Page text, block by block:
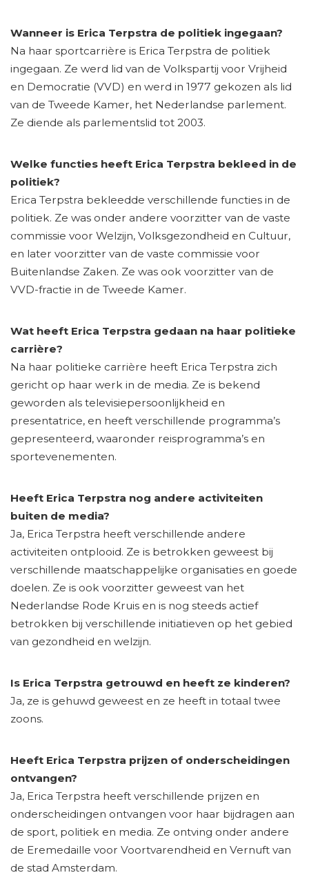
Wanneer is Erica Terpstra de politiek ingegaan?
Na haar sportcarrière is Erica Terpstra de politiek
ingegaan. Ze werd lid van de Volkspartij voor Vrijheid
en Democratie (VVD) en werd in 1977 gekozen als lid
van de Tweede Kamer, het Nederlandse parlement.
Ze diende als parlementslid tot 2003.
Welke functies heeft Erica Terpstra bekleed in de
politiek?
Erica Terpstra bekleedde verschillende functies in de
politiek. Ze was onder andere voorzitter van de vaste
commissie voor Welzijn, Volksgezondheid en Cultuur,
en later voorzitter van de vaste commissie voor
Buitenlandse Zaken. Ze was ook voorzitter van de
VVD-fractie in de Tweede Kamer.
Wat heeft Erica Terpstra gedaan na haar politieke
carrière?
Na haar politieke carrière heeft Erica Terpstra zich
gericht op haar werk in de media. Ze is bekend
geworden als televisiepersoonlijkheid en
presentatrice, en heeft verschillende programma’s
gepresenteerd, waaronder reisprogramma’s en
sportevenementen.
Heeft Erica Terpstra nog andere activiteiten
buiten de media?
Ja, Erica Terpstra heeft verschillende andere
activiteiten ontplooid. Ze is betrokken geweest bij
verschillende maatschappelijke organisaties en goede
doelen. Ze is ook voorzitter geweest van het
Nederlandse Rode Kruis en is nog steeds actief
betrokken bij verschillende initiatieven op het gebied
van gezondheid en welzijn.
Is Erica Terpstra getrouwd en heeft ze kinderen?
Ja, ze is gehuwd geweest en ze heeft in totaal twee
zoons.
Heeft Erica Terpstra prijzen of onderscheidingen
ontvangen?
Ja, Erica Terpstra heeft verschillende prijzen en
onderscheidingen ontvangen voor haar bijdragen aan
de sport, politiek en media. Ze ontving onder andere
de Eremedaille voor Voortvarendheid en Vernuft van
de stad Amsterdam.